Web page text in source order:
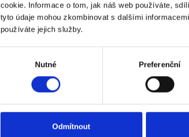
cookie. Informace o tom, jak náš web používáte,
tyto údaje mohou zkombinovat s dalšími
používáte jejich služby.
Nutné Preferenční
Odmítnout
Obecné parametry
Vložný útlum: <= 0.5dB (Max.)
Zpětný útlum: => 45dB
Teplota při skladování: -40oC až
Na každém patch kabelu jsou pak